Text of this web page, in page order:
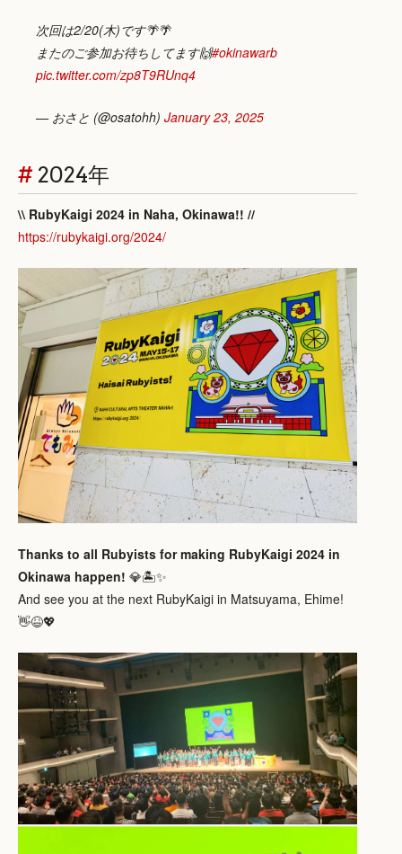
次回は2/20(木)です🌴🌴
またのご参加お待ちしてます🙌#okinawarb
pic.twitter.com/zp8T9RUnq4
— おさと (@osatohh) January 23, 2025
# 2024年
\\ RubyKaigi 2024 in Naha, Okinawa!! //
https://rubykaigi.org/2024/
Thanks to all Rubyists for making RubyKaigi 2024 in
Okinawa happen! 💎🏝✨
And see you at the next RubyKaigi in Matsuyama, Ehime!
👋😆💖